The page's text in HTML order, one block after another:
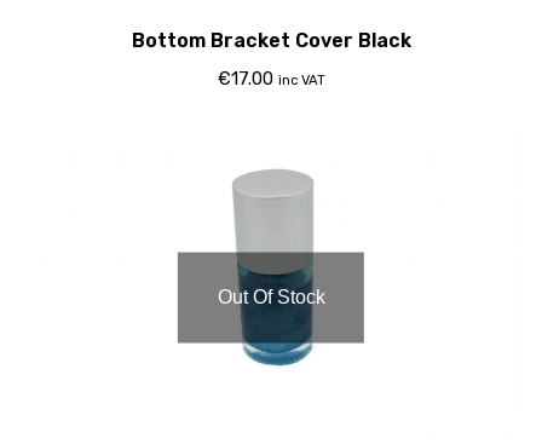
Bottom Bracket Cover Black
€17.00 inc VAT
Out Of Stock